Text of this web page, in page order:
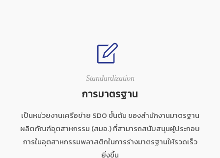
Standardization
การมาตรฐาน
เป็นหน่วยงานเครือข่าย SDO ขั้นต้น ของสำนักงานมาตรฐาน
ผลิตภัณฑ์อุตสาหกรรม (สมอ.) ที่สามารถสนับสนุนผู้ประกอบ
การในอุตสาหกรรมพลาสติกในการร่างมาตรฐานให้รวดเร็ว
ยิ่งขึ้น